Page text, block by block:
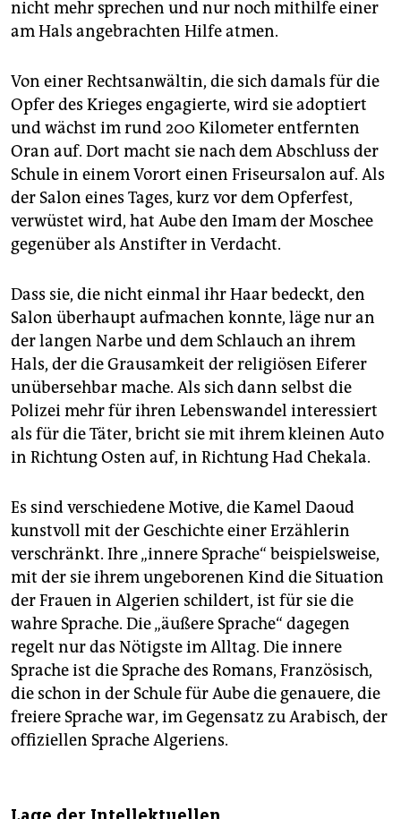
nicht mehr sprechen und nur noch mithilfe einer
am Hals angebrachten Hilfe atmen.
Von einer Rechtsanwältin, die sich damals für die
Opfer des Krieges engagierte, wird sie adoptiert
und wächst im rund 200 Kilometer entfernten
Oran auf. Dort macht sie nach dem Abschluss der
Schule in einem Vorort einen Friseursalon auf. Als
der Salon eines Tages, kurz vor dem Opferfest,
verwüstet wird, hat Aube den Imam der Moschee
gegenüber als Anstifter in Verdacht.
Dass sie, die nicht einmal ihr Haar bedeckt, den
Salon überhaupt aufmachen konnte, läge nur an
der langen Narbe und dem Schlauch an ihrem
Hals, der die Grausamkeit der religiösen Eiferer
unübersehbar mache. Als sich dann selbst die
Polizei mehr für ihren Lebenswandel interessiert
als für die Täter, bricht sie mit ihrem kleinen Auto
in Richtung Osten auf, in Richtung Had Chekala.
Es sind verschiedene Motive, die Kamel Da­oud
kunstvoll mit der Geschichte einer Erzählerin
verschränkt. Ihre „innere Sprache“ beispielsweise,
mit der sie ihrem ungeborenen Kind die Situation
der Frauen in Algerien schildert, ist für sie die
wahre Sprache. Die „äußere Sprache“ dagegen
regelt nur das Nötigste im Alltag. Die innere
Sprache ist die Sprache des Romans, Französisch,
die schon in der Schule für Aube die genauere, die
freiere Sprache war, im Gegensatz zu Arabisch, der
offiziellen Sprache Algeriens.